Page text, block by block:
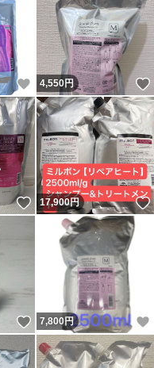
いいね！
4,550円
いいね！
17,900円
いいね！
7,800円